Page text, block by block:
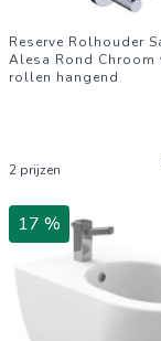
Reserve Rolhouder
Alesa Rond Chroom
rollen hangend
2 prijzen
17 %